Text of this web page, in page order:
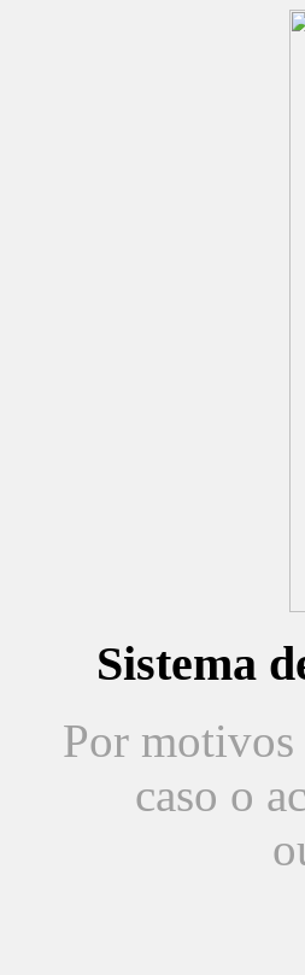
Sistema
Por motivos
caso o